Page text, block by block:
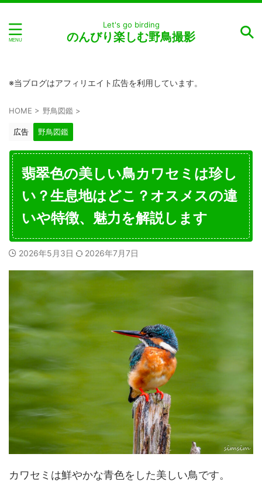
Let's go birding
のんびり楽しむ野鳥撮影
※当ブログはアフィリエイト広告を利用しています。
HOME > 野鳥図鑑 >
広告 野鳥図鑑
翡翠色の美しい鳥カワセミは珍し
い？生息地はどこ？オスメスの違
いや特徴、魅力を解説します
2026年5月3日 2026年7月7日
カワセミは鮮やかな青色をした美しい鳥です。